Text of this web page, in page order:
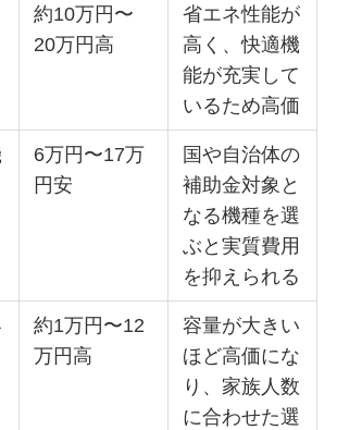
約10万円〜
20万円高
省エネ性能が
高く、快適機
能が充実して
いるため高価
6万円〜17万
円安
国や自治体の
補助金対象と
なる機種を選
ぶと実質費用
を抑えられる
約1万円〜12
万円高
容量が大きい
ほど高価にな
り、家族人数
に合わせた選